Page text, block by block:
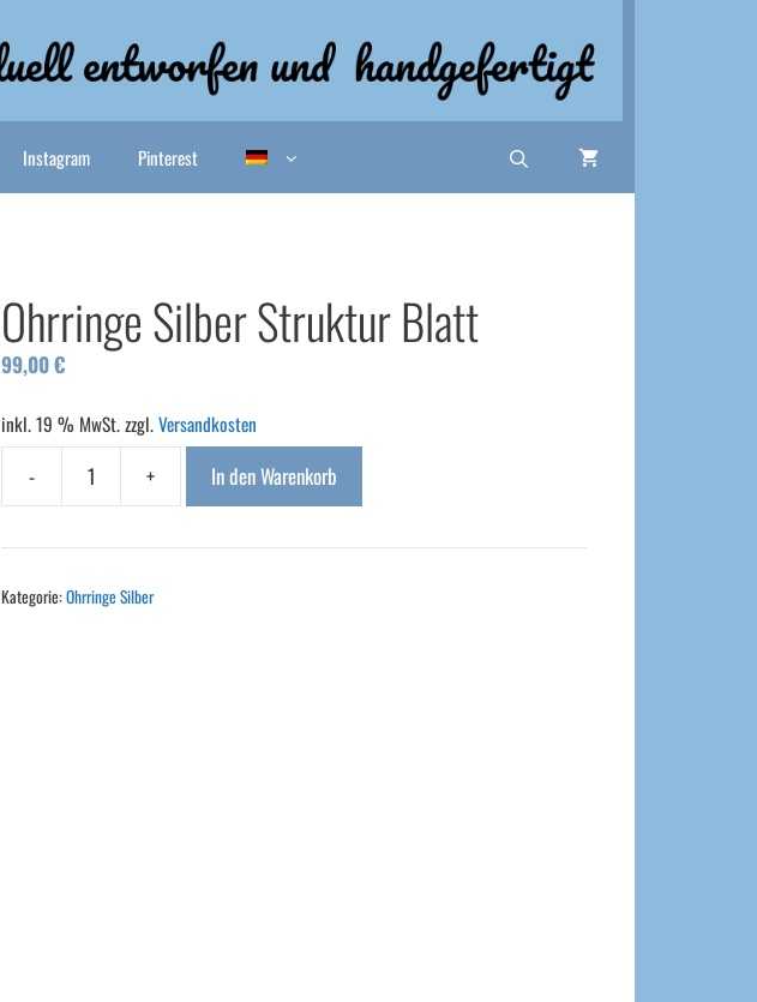
Instagram Pinterest
Ohrringe Silber Struktur Blatt
99,00€
inkl. 19 % MwSt.zzgl.Versandkosten
-
Ohrringe
Struktur
Menge
+ In den Warenkorb
Kategorie:Ohrringe Silber